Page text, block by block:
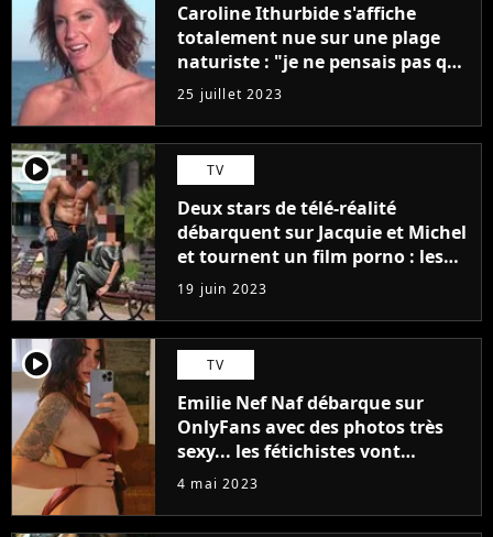
Caroline Ithurbide s'affiche
totalement nue sur une plage
naturiste : "je ne pensais pas que
j'arriverais à le faire..."
25 juillet 2023
player2 TV
Deux stars de télé-réalité
débarquent sur Jacquie et Michel
et tournent un film porno : les
premières images du tournage
(exclu)
19 juin 2023
player2 TV
Emilie Nef Naf débarque sur
OnlyFans avec des photos très
sexy... les fétichistes vont
prendre leur pied !
4 mai 2023